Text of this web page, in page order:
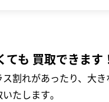
も 買取できます
割れがあったり、大き
たします｡